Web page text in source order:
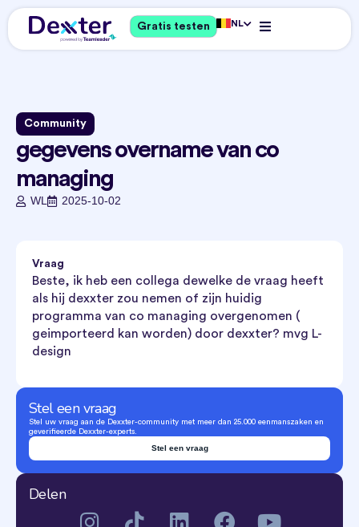
Gratis testen NL
Community
gegevens overname van co
managing
WL 2025-10-02
Vraag
Beste, ik heb een collega dewelke de vraag heeft
als hij dexxter zou nemen of zijn huidig
programma van co managing overgenomen (
geimporteerd kan worden) door dexxter? mvg L-
design
Stel een vraag
Stel uw vraag aan de Dexxter-community met meer dan 25.000 eenmanszaken en
geverifieerde Dexxter-experts.
Stel een vraag
Delen